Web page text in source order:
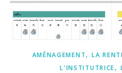
AMÉNAGEMENT,LA
L'INSTITUTRICE,